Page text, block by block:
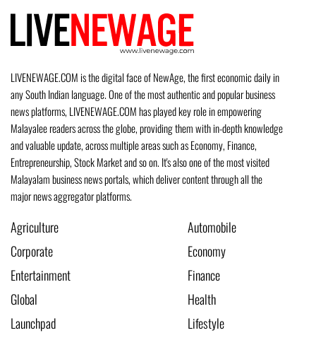
LIVENEWAGE.COM is the digital face of NewAge, the first economic daily in
any South Indian language. One of the most authentic and popular business
news platforms, LIVENEWAGE.COM has played key role in empowering
Malayalee readers across the globe, providing them with in-depth knowledge
and valuable update, across multiple areas such as Economy, Finance,
Entrepreneurship, Stock Market and so on. It's also one of the most visited
Malayalam business news portals, which deliver content through all the
major news aggregator platforms.
Agriculture
Automobile
Corporate
Economy
Entertainment
Finance
Global
Health
Launchpad
Lifestyle